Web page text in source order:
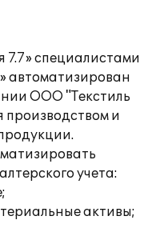
7.7» специалистами
автоматизирован
ООО "Текстиль
производством и
учета:
активы;